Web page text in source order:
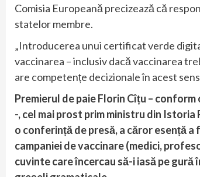
Comisia Europeană precizează că
statelor membre.
„Introducerea unui certificat verde
vaccinarea – inclusiv dacă vaccinarea
are competențe decizionale în acest
Premierul de paie Florin Cîțu –
-, cel mai prost prim ministru din
o conferință de presă, a căror esență
campaniei de vaccinare (medici,
cuvinte care încercau să-i iasă pe